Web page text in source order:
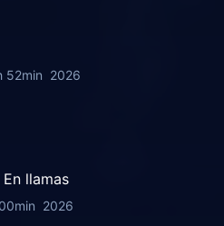
52min 2026
llamas
2026